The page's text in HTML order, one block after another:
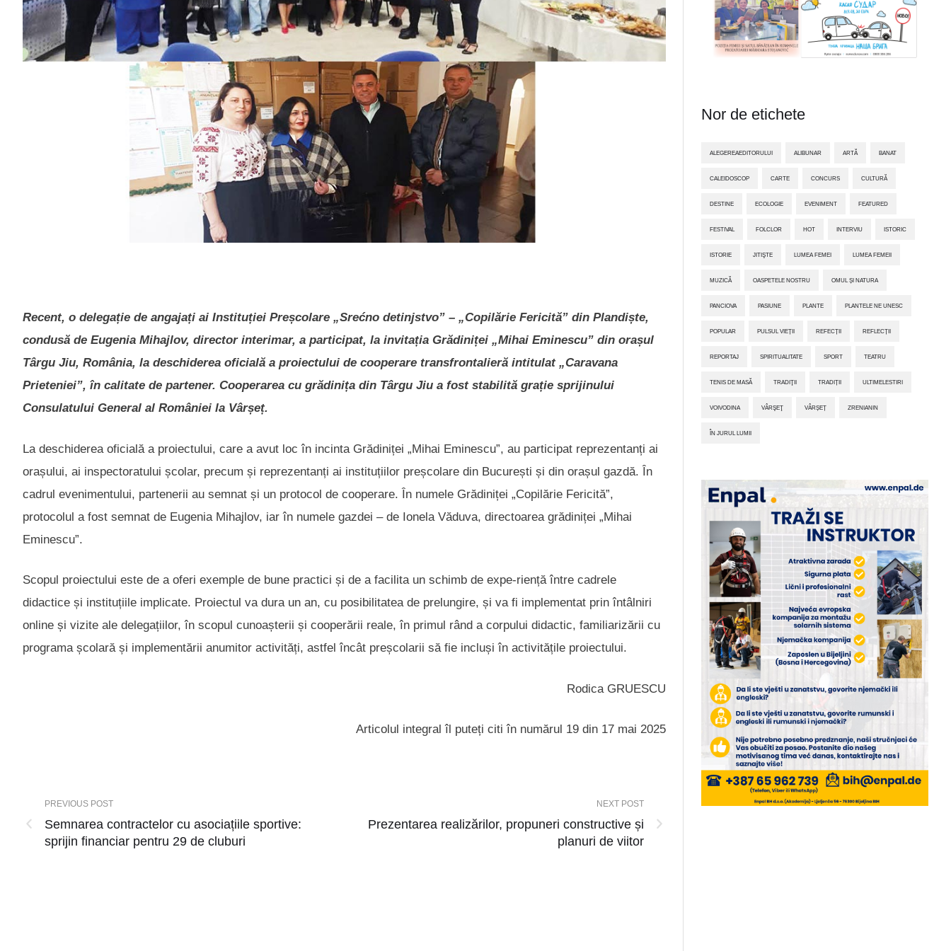
Recent, o delegație de angajați ai Instituției Preșcolare „Srećno detinjstvo” – „Copilărie Fericită” din Plandiște,
condusă de Eugenia Mihajlov, director interimar, a participat, la invitația Grădiniței „Mihai Eminescu” din orașul
Târgu Jiu, România, la deschiderea oficială a proiectului de cooperare transfrontalieră intitulat „Caravana
Prieteniei”, în calitate de partener. Cooperarea cu grădinița din Târgu Jiu a fost stabilită grație sprijinului
Consulatului General al României la Vârșeț.
La deschiderea oficială a proiectului, care a avut loc în incinta Grădiniței „Mihai Eminescu”, au participat reprezentanți ai
orașului, ai inspectoratului școlar, precum și reprezentanți ai instituțiilor preșcolare din București și din orașul gazdă. În
cadrul evenimentului, partenerii au semnat și un protocol de cooperare. În numele Grădiniței „Copilărie Fericită”,
protocolul a fost semnat de Eugenia Mihajlov, iar în numele gazdei – de Ionela Văduva, directoarea grădiniței „Mihai
Eminescu”.
Scopul proiectului este de a oferi exemple de bune practici și de a facilita un schimb de expe-riență între cadrele
didactice și instituțiile implicate. Proiectul va dura un an, cu posibilitatea de prelungire, și va fi implementat prin întâlniri
online și vizite ale delegațiilor, în scopul cunoașterii și cooperării reale, în primul rând a corpului didactic, familiarizării cu
programa școlară și implementării anumitor activități, astfel încât preșcolarii să fie incluși în activitățile proiectului.
Rodica GRUESCU
Articolul integral îl puteți citi în numărul 19 din 17 mai 2025
PREVIOUS POST
Semnarea contractelor cu asociațiile sportive:
sprijin financiar pentru 29 de cluburi
NEXT POST
Prezentarea realizărilor, propuneri constructive și
planuri de viitor
Nor de etichete
ALEGEREAEDITORULUI ALIBUNAR ARTĂ BANAT
CALEIDOSCOP CARTE CONCURS CULTURĂ
DESTINE ECOLOGIE EVENIMENT FEATURED
FESTIVAL FOLCLOR HOT INTERVIU ISTORIC
ISTORIE JITIŞTE LUMEA FEMEI LUMEA FEMEII
MUZICĂ OASPETELE NOSTRU OMUL ȘI NATURA
PANCIOVA PASIUNE PLANTE PLANTELE NE UNESC
POPULAR PULSUL VIEȚII REFECȚII REFLECȚII
REPORTAJ SPIRITUALITATE SPORT TEATRU
TENIS DE MASĂ TRADIŢII TRADIȚII ULTIMELESTIRI
VOIVODINA VÂRŞEŢ VÂRȘEȚ ZRENIANIN
ÎN JURUL LUMII